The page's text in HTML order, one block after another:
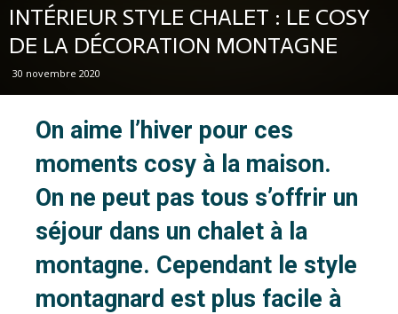
INTÉRIEUR STYLE CHALET : LE COSY
DE LA DÉCORATION MONTAGNE
30 novembre 2020
On aime l’hiver pour ces
moments cosy à la maison.
On ne peut pas tous s’offrir un
séjour dans un chalet à la
montagne. Cependant le style
montagnard est plus facile à